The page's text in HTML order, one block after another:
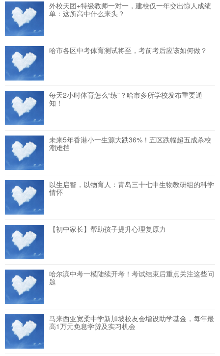
外校天团+特级教师一对一，建校仅一年交出惊人成绩
单：这所高中什么来头？
哈市各区中考体育测试将至，考前考后应该如何做？
每天2小时体育怎么“练”？哈市多所学校发布重要通
知！
未来5年香港小一生源大跌36%！五区跌幅超五成杀校
潮难挡
以生启智，以物育人：青岛三十七中生物教研组的科学
情怀
【初中家长】帮助孩子提升心理复原力
哈尔滨中考一模陆续开考！考试结束后重点关注这些问
题
马来西亚宽柔中学新加坡校友会增设助学基金，每年最
高1万元免息学贷及实习机会